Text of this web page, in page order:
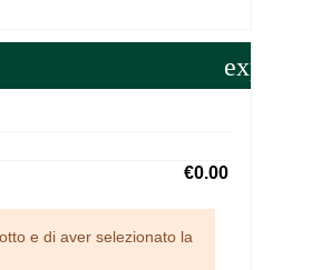
€0.00
e di aver selezionato la